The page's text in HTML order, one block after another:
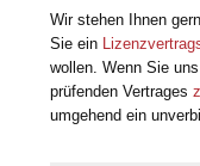
Wir stehen Ihnen
Sie ein
wollen. Wenn Sie
prüfenden Vertrages
umgehend ein